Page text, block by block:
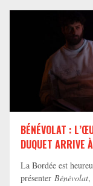
BÉNÉVOLAT :
DUQUET ARRIVE
La Bordée est
présenter Bénévolat,